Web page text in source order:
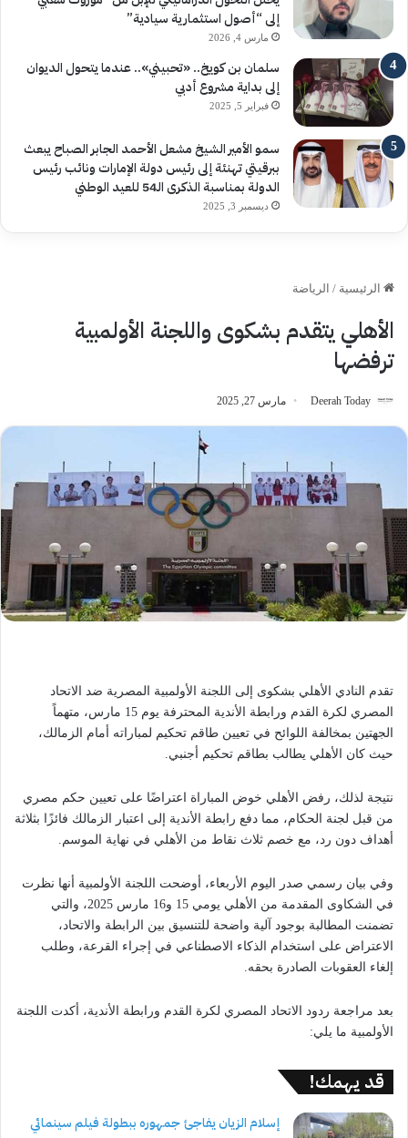
إلى “أصول استثمارية سيادية”
مارس 4, 2026
سلمان بن كويخ.. «تحبيني».. عندما يتحول الديوان
إلى بداية مشروع أدبي
فبراير 5, 2025
سمو الأمير الشيخ مشعل الأحمد الجابر الصباح يبعث
ببرقيتي تهنئة إلى رئيس دولة الإمارات ونائب رئيس
الدولة بمناسبة الذكرى الـ54 للعيد الوطني
ديسمبر 3, 2025